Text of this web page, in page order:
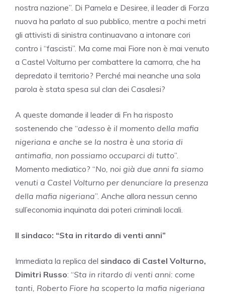
nostra nazione”. Di Pamela e Desiree, il leader di Forza
nuova ha parlato al suo pubblico, mentre a pochi metri
gli attivisti di sinistra continuavano a intonare cori
contro i “fascisti”. Ma come mai Fiore non è mai venuto
a Castel Volturno per combattere la camorra, che ha
depredato il territorio? Perché mai neanche una sola
parola è stata spesa sul clan dei Casalesi?
A queste domande il leader di Fn ha risposto
sostenendo che “adesso è il momento della mafia
nigeriana e anche se la nostra è una storia di
antimafia, non possiamo occuparci di tutto”.
Momento mediatico? “No, noi già due anni fa siamo
venuti a Castel Volturno per denunciare la presenza
della mafia nigeriana”. Anche allora nessun cenno
sull’economia inquinata dai poteri criminali locali.
Il sindaco: “Sta in ritardo di venti anni”
Immediata la replica del sindaco di Castel Volturno,
Dimitri Russo: “Sta in ritardo di venti anni: come
tanti, Roberto Fiore ha scoperto la mafia nigeriana